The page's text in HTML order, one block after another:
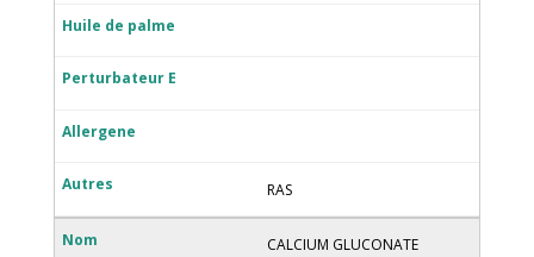
RAS
CALCIUM GLUCONATE